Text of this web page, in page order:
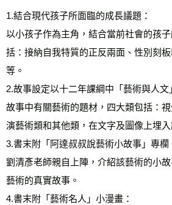
1.結合現代孩子所面臨的成長議題：
以小孩子作為主角，結合當前社會的孩
括：接納自我特質的正反兩面、性別刻
等。
2.故事設定以十二年課綱中「藝術與人文
故事中有關藝術的題材，四大類包括：
演藝術類和其他類，在文字及圖像上埋
3.書末附「阿達叔叔說藝術小故事」專欄
劉清彥老師親自上陣，介紹該藝術的小
藝術的真實故事。
4.書末附「藝術名人」小漫畫：